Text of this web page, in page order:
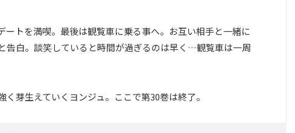
ートを満喫。最後は観覧車に乗る事へ。お互い相手と一緒に
告白。談笑していると時間が過ぎるのは早く…観覧車は一周
芽生えていくヨンジュ。ここで第30巻は終了。